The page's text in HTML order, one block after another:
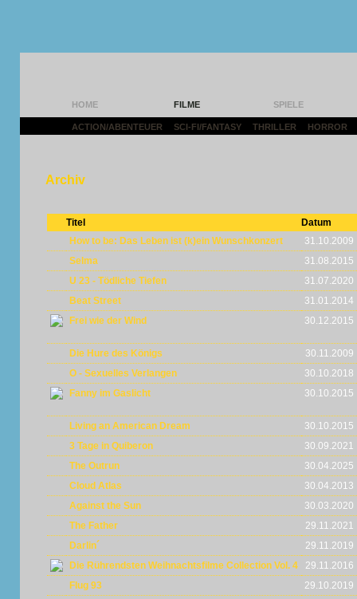
HOME FILME SPIELE
ACTION/ABENTEUER SCI-FI/FANTASY THRILLER HORROR
Archiv
Titel Datum
How to be: Das Leben ist (k)ein Wunschkonzert
31.10.2009
Selma
31.08.2015
U 23 - Tödliche Tiefen
31.07.2020
Beat Street
31.01.2014
Frei wie der Wind
30.12.2015
Die Hure des Königs
30.11.2009
O - Sexuelles Verlangen
30.10.2018
Fanny im Gaslicht
30.10.2015
Living an American Dream
30.10.2015
3 Tage in Quiberon
30.09.2021
The Outrun
30.04.2025
Cloud Atlas
30.04.2013
Against the Sun
30.03.2020
The Father
29.11.2021
Darlin´
29.11.2019
Die Rührendsten Weihnachtsfilme Collection Vol. 4
29.11.2016
Flug 93
29.10.2019